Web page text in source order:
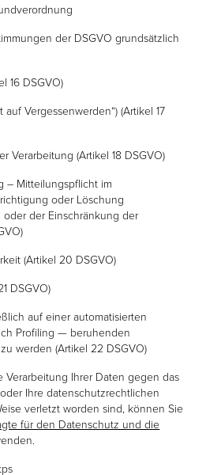
der DSGVO grundsätzlich
16 DSGVO)
Vergessenwerden“) (Artikel 17
Verarbeitung (Artikel 18 DSGVO)
– Mitteilungspflicht im
oder Löschung
der Einschränkung der
(Artikel 20 DSGVO)
DSGVO)
auf einer automatisierten
Profiling — beruhenden
werden (Artikel 22 DSGVO)
Verarbeitung Ihrer Daten gegen das
Ihre datenschutzrechtlichen
verletzt worden sind, können Sie
für den Datenschutz und die